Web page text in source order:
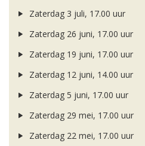
Zaterdag 3 juli, 17.00 uur
Zaterdag 26 juni, 17.00 uur
Zaterdag 19 juni, 17.00 uur
Zaterdag 12 juni, 14.00 uur
Zaterdag 5 juni, 17.00 uur
Zaterdag 29 mei, 17.00 uur
Zaterdag 22 mei, 17.00 uur